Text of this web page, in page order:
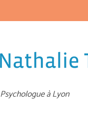
Psychologue à Lyon